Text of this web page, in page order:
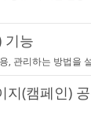
기능
, 관리하는 방법을
지(캠페인)